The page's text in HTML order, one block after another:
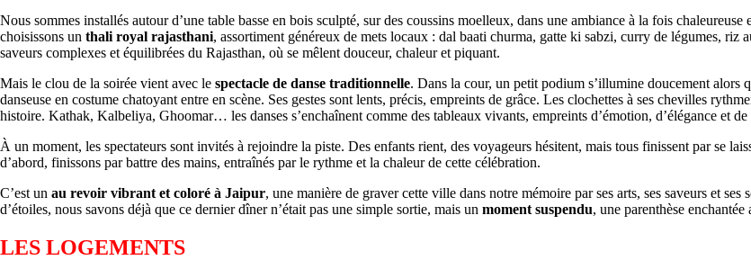
Nous sommes installés autour d’une table basse en bois sculpté, sur des coussins moelleux, dans une ambiance à la fois
choisissons un thali royal rajasthani, assortiment généreux de mets locaux : dal baati churma, gatte ki sabzi, curry de légumes,
saveurs complexes et équilibrées du Rajasthan, où se mêlent douceur, chaleur et piquant.
Mais le clou de la soirée vient avec le spectacle de danse traditionnelle. Dans la cour, un petit podium s’illumine doucement alors
danseuse en costume chatoyant entre en scène. Ses gestes sont lents, précis, empreints de grâce. Les clochettes à ses chevilles
histoire. Kathak, Kalbeliya, Ghoomar… les danses s’enchaînent comme des tableaux vivants, empreints d’émotion, d’élégance et
À un moment, les spectateurs sont invités à rejoindre la piste. Des enfants rient, des voyageurs hésitent, mais tous finissent par se
d’abord, finissons par battre des mains, entraînés par le rythme et la chaleur de cette célébration.
C’est un au revoir vibrant et coloré à Jaipur, une manière de graver cette ville dans notre mémoire par ses arts, ses saveurs et
d’étoiles, nous savons déjà que ce dernier dîner n’était pas une simple sortie, mais un moment suspendu, une parenthèse
LES LOGEMENTS